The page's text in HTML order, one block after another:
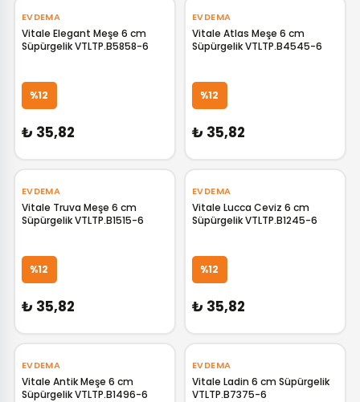
EVDEMA
Vitale Elegant Meşe 6 cm
Süpürgelik VTLTP.B5858-6
%12
₺ 35,82
EVDEMA
Vitale Atlas Meşe 6 cm
Süpürgelik VTLTP.B4545-6
%12
₺ 35,82
EVDEMA
Vitale Truva Meşe 6 cm
Süpürgelik VTLTP.B1515-6
%12
₺ 35,82
EVDEMA
Vitale Lucca Ceviz 6 cm
Süpürgelik VTLTP.B1245-6
%12
₺ 35,82
EVDEMA
Vitale Antik Meşe 6 cm
Süpürgelik VTLTP.B1496-6
EVDEMA
Vitale Ladin 6 cm Süpürgelik
VTLTP.B7375-6